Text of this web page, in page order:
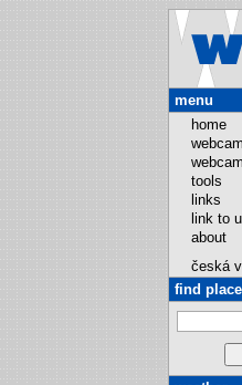
menu
home
tools
links
link to
about
česká
find place